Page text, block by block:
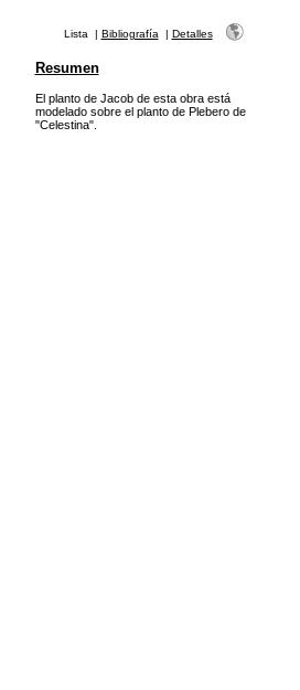
Lista | Bibliografía | Detalles
Resumen
El planto de Jacob de esta obra está
modelado sobre el planto de Plebero de
"Celestina".